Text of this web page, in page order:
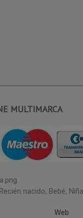
MULTIMARCA
nacido, Bebé,
Web